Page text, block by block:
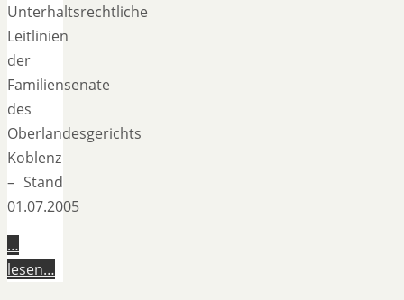
Unterhaltsrechtliche
Leitlinien
der
Familiensenate
des
Oberlandesgerichts
Koblenz
– Stand
01.07.2005
…
lesen…